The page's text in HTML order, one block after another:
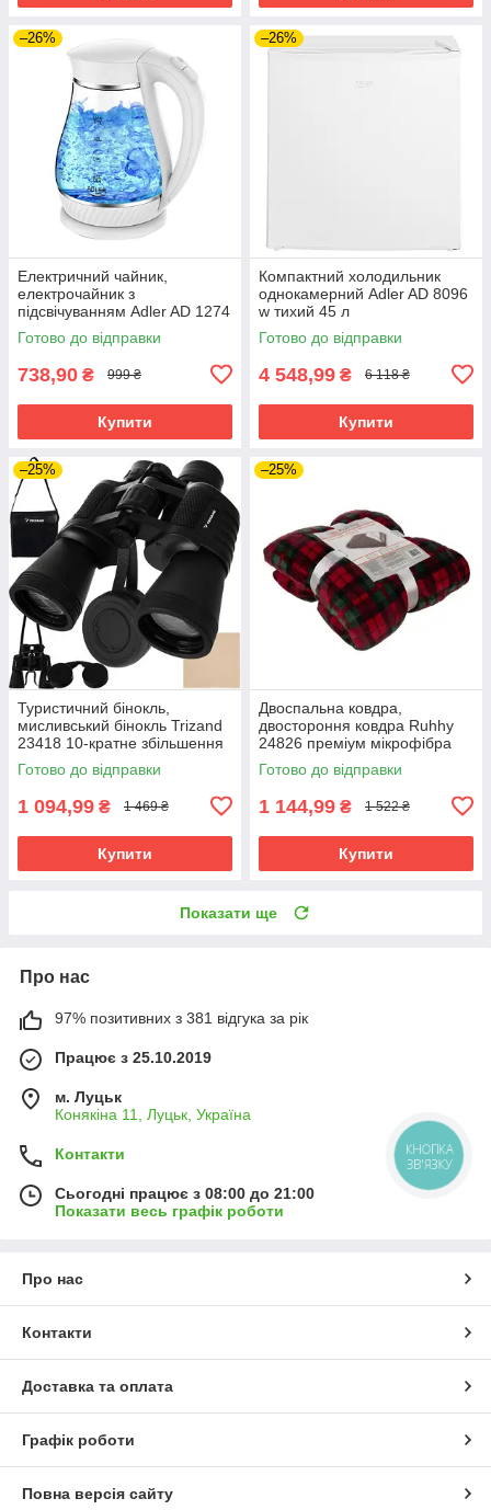
–26%
Електричний чайник,
електрочайник з
підсвічуванням Adler AD 1274
w 1 7 л 2200 Вт
Готово до відправки
738,90 ₴ 999 ₴
Купити
–26%
Компактний холодильник
однокамерний Adler AD 8096
w тихий 45 л
Готово до відправки
4 548,99 ₴ 6 118 ₴
Купити
–25%
Туристичний бінокль,
мисливський бінокль Trizand
23418 10-кратне збільшення
50 мм
Готово до відправки
1 094,99 ₴ 1 469 ₴
Купити
–25%
Двоспальна ковдра,
двостороння ковдра Ruhhy
24826 преміум мікрофібра
160х200
Готово до відправки
1 144,99 ₴ 1 522 ₴
Купити
Показати ще
Про нас
97% позитивних з 381 відгука за рік
Працює з 25.10.2019
м. Луцьк
Конякіна 11, Луцьк, Україна
Контакти
Сьогодні працює з 08:00 до 21:00
Показати весь графік роботи
Про нас
Контакти
Доставка та оплата
Графік роботи
Повна версія сайту
КНОПКА
ЗВ'ЯЗКУ